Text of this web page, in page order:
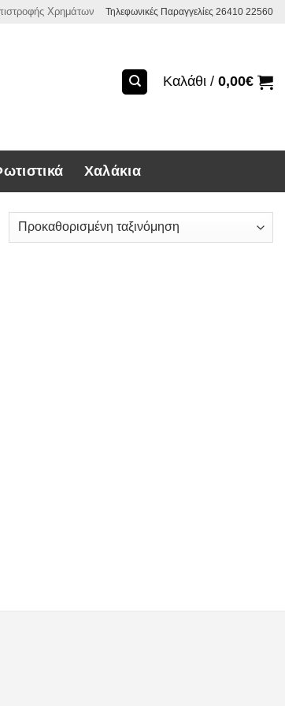
Χρημάτων Τηλεφωνικές Παραγγελίες 26410 22560
Καλάθι / 0,00€
Χαλάκια